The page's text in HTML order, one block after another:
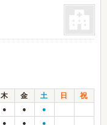
木 金 土 日
祝
● ● ●
● ● ●